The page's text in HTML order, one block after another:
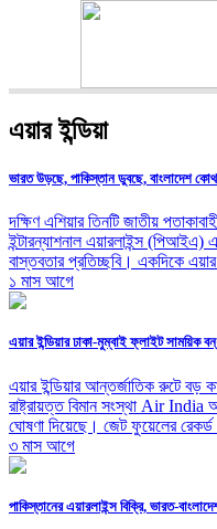
এয়ার ইন্ডিয়া
ভারত উড়ছে, পাকিস্তান ডুবছে, বাংলাদেশ
দক্ষিণ এশিয়ার তিনটি জাতীয়
ইন্টারন্যাশনাল এয়ারলাইন্স (পিআইএ)
বাস্তবতার প্রতিচ্ছবি। একদিকে
১ মাস আগে
এয়ার ইন্ডিয়ার ঢাকা-মুম্বাই ফ্লাইট সাময়িক
এয়ার ইন্ডিয়ার আন্তর্জাতিক রুটে বড়
রাষ্ট্রায়ত্ত বিমান সংস্থা Air India
ঘোষণা দিয়েছে। জেট ফুয়েলের
৩ মাস আগে
পাকিস্তানের এয়ারলাইন্স বিক্রি, ভারত-